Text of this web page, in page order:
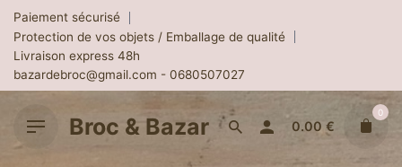
Skip
content
Paiement sécurisé
Protection de vos objets / Emballage de qualité
Livraison express 48h
bazardebroc@gmail.com - 0680507027
Broc & Bazar 0.00 €
0